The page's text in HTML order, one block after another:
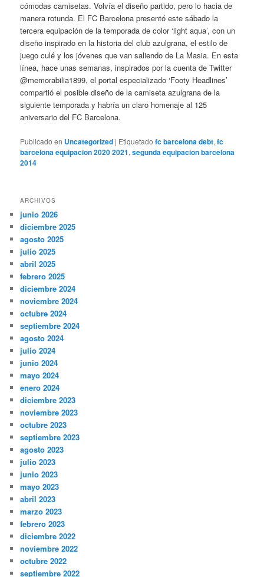
cómodas camisetas. Volvía el diseño partido, pero lo hacia de
manera rotunda. El FC Barcelona presentó este sábado la
tercera equipación de la temporada de color ‘light aqua’, con un
diseño inspirado en la historia del club azulgrana, el estilo de
juego culé y los jóvenes que van saliendo de La Masia. En esta
línea, hace unas semanas, inspirados por la cuenta de Twitter
@memorabilia1899, el portal especializado ‘Footy Headlines’
compartió el posible diseño de la camiseta azulgrana de la
siguiente temporada y habría un claro homenaje al 125
aniversario del FC Barcelona.
Publicado en Uncategorized | Etiquetado fc barcelona debt,fc
barcelona equipacion 2020 2021,segunda equipacion barcelona
2014
ARCHIVOS
junio 2026
diciembre 2025
agosto 2025
julio 2025
abril 2025
febrero 2025
diciembre 2024
noviembre 2024
octubre 2024
septiembre 2024
agosto 2024
julio 2024
junio 2024
mayo 2024
enero 2024
diciembre 2023
noviembre 2023
octubre 2023
septiembre 2023
agosto 2023
julio 2023
junio 2023
mayo 2023
abril 2023
marzo 2023
febrero 2023
diciembre 2022
noviembre 2022
octubre 2022
septiembre 2022